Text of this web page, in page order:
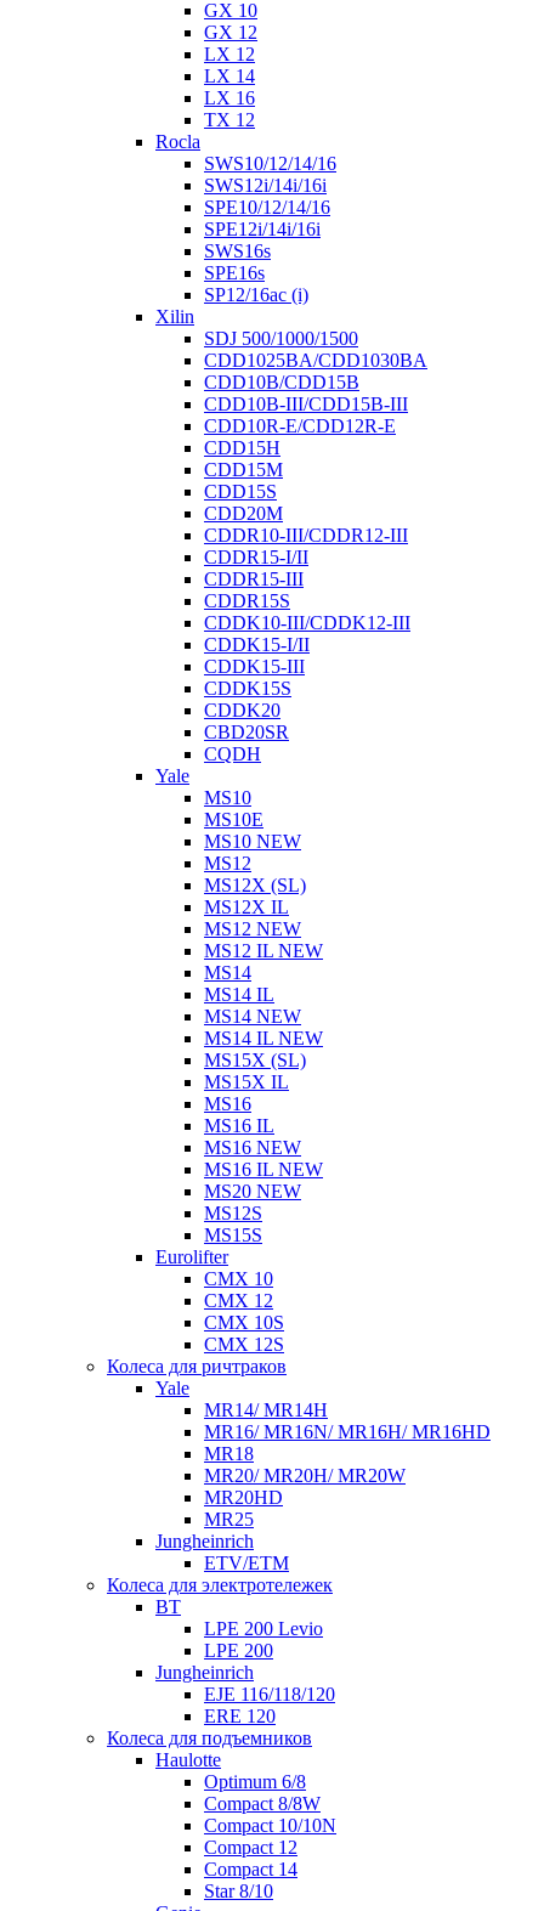
GX 10
GX 12
LX 12
LX 14
LX 16
TX 12
Rocla
SWS10/12/14/16
SWS12i/14i/16i
SPE10/12/14/16
SPE12i/14i/16i
SWS16s
SPE16s
SP12/16ac (i)
Xilin
SDJ 500/1000/1500
CDD1025BA/CDD1030BA
CDD10B/CDD15B
CDD10B-III/CDD15B-III
CDD10R-E/CDD12R-E
CDD15H
CDD15M
CDD15S
CDD20M
CDDR10-III/CDDR12-III
CDDR15-I/II
CDDR15-III
CDDR15S
CDDK10-III/CDDK12-III
CDDK15-I/II
CDDK15-III
CDDK15S
CDDK20
CBD20SR
CQDH
Yale
MS10
MS10E
MS10 NEW
MS12
MS12X (SL)
MS12X IL
MS12 NEW
MS12 IL NEW
MS14
MS14 IL
MS14 NEW
MS14 IL NEW
MS15X (SL)
MS15X IL
MS16
MS16 IL
MS16 NEW
MS16 IL NEW
MS20 NEW
MS12S
MS15S
Eurolifter
CMX 10
CMX 12
CMX 10S
CMX 12S
Колеса для ричтраков
Yale
MR14/ MR14H
MR16/ MR16N/ MR16H/ MR16HD
MR18
MR20/ MR20H/ MR20W
MR20HD
MR25
Jungheinrich
ETV/ETM
Колеса для электротележек
BT
LPE 200 Levio
LPE 200
Jungheinrich
EJE 116/118/120
ERE 120
Колеса для подъемников
Haulotte
Optimum 6/8
Compact 8/8W
Compact 10/10N
Compact 12
Compact 14
Star 8/10